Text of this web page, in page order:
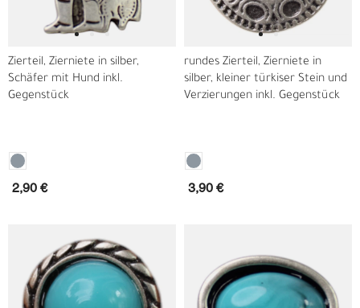
Zierteil, Zierniete in silber,
Schäfer mit Hund inkl.
Gegenstück
2,90 €
rundes Zierteil, Zierniete in
silber, kleiner türkiser Stein und
Verzierungen inkl. Gegenstück
3,90 €